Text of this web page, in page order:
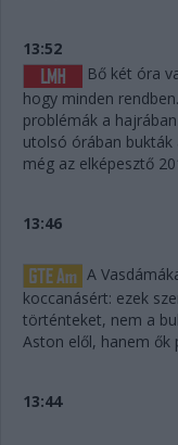
13:52
Bő két óra
hogy minden
problémák a
utolsó órában bukták
még az elképesztő
13:46
A
koccanásért: ezek
történteket, nem a
Aston elől, hanem ők
13:44